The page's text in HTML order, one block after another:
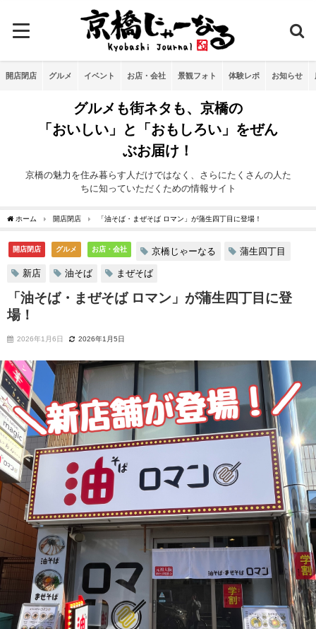
開店閉店 グルメ イベント お店・会社 景観フォト 体験レポ お知らせ
グルメも街ネタも、京橋の
「おいしい」と「おもしろい」をぜん
ぶお届け！
京橋の魅力を住み暮らす人だけではなく、さらにたくさんの人た
ちに知っていただくための情報サイト
ホーム 開店閉店 「油そば・まぜそば ロマン」が蒲生四丁目に登場！
開店閉店 グルメ お店・会社 京橋じゃーなる 蒲生四丁目
新店 油そば まぜそば
「油そば・まぜそば ロマン」が蒲生四丁目に登
場！
2026年1月6日 2026年1月5日